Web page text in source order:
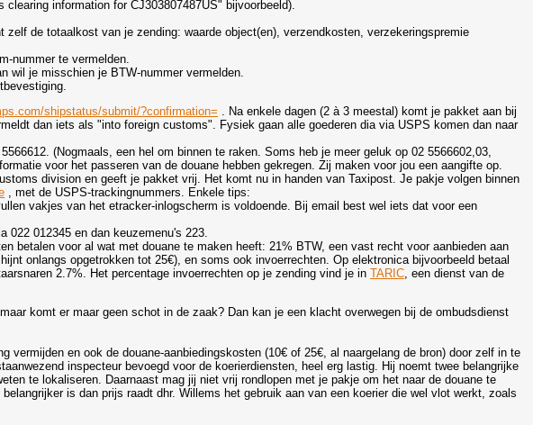
information for CJ303807487US" bijvoorbeeld).
zelf de totaalkost van je zending: waarde object(en), verzendkosten, verzekeringspremie
nummer te vermelden.
wil je misschien je BTW-nummer vermelden.
shipstatus/submit/?confirmation= . Na enkele dagen (2 à 3 meestal) komt je pakket aan bij
dan iets als "into foreign customs". Fysiek gaan alle goederen dia via USPS komen dan naar
(Nogmaals, een hel om binnen te raken. Soms heb je meer geluk op 02 5566602,03,
voor het passeren van de douane hebben gekregen. Zij maken voor jou een aangifte op.
division en geeft je pakket vrij. Het komt nu in handen van Taxipost. Je pakje volgen binnen
, met de USPS-trackingnummers. Enkele tips:
vakjes van het etracker-inlogscherm is voldoende. Bij email best wel iets dat voor een
022 012345 en dan keuzemenu's 223.
betalen voor al wat met douane te maken heeft: 21% BTW, een vast recht voor aanbieden aan
onlangs opgetrokken tot 25€), en soms ook invoerrechten. Op elektronica bijvoorbeeld betaal
2.7%. Het percentage invoerrechten op je zending vind je inTARIC , een dienst van de
komt er maar geen schot in de zaak? Dan kan je een klacht overwegen bij de ombudsdienst
vermijden en ook de douane-aanbiedingskosten (10€ of 25€, al naargelang de bron) door zelf in te
inspecteur bevoegd voor de koerierdiensten, heel erg lastig. Hij noemt twee belangrijke
te lokaliseren. Daarnaast mag jij niet vrij rondlopen met je pakje om het naar de douane te
is dan prijs raadt dhr. Willems het gebruik aan van een koerier die wel vlot werkt, zoals